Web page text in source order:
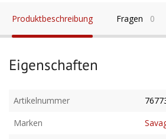
Produktbeschreibung Fragen 0
Eigenschaften
Artikelnummer
Marken